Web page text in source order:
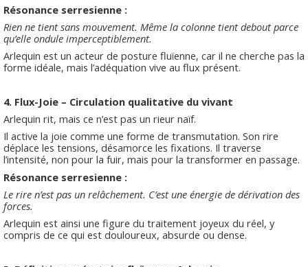
Résonance serresienne :
Rien ne tient sans mouvement. Même la colonne tient debout parce
qu’elle ondule imperceptiblement.
Arlequin est un acteur de posture fluïenne, car il ne cherche pas la
forme idéale, mais l’adéquation vive au flux présent.
4. Flux-Joie – Circulation qualitative du vivant
Arlequin rit, mais ce n’est pas un rieur naïf.
Il active la joie comme une forme de transmutation. Son rire
déplace les tensions, désamorce les fixations. Il traverse
l’intensité, non pour la fuir, mais pour la transformer en passage.
Résonance serresienne :
Le rire n’est pas un relâchement. C’est une énergie de dérivation des
forces.
Arlequin est ainsi une figure du traitement joyeux du réel, y
compris de ce qui est douloureux, absurde ou dense.